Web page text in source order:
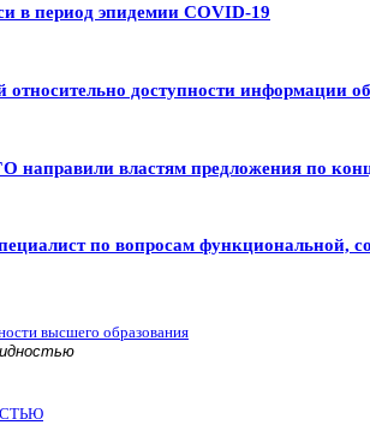
в период эпидемии COVID-19
доступности информации
властям предложения по
по вопросам функциональной,
высшего образования